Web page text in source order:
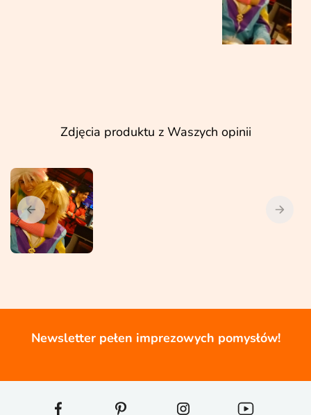
Zdjęcia produktu z Waszych opinii
Newsletter pełen imprezowych pomysłów!